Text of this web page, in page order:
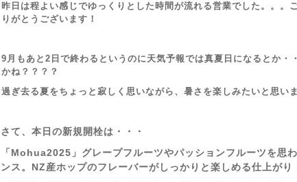
昨日は程よい感じでゆっくりとした時間が流れる営業でした。。。
りがとうございます！
9月もあと2日で終わるというのに天気予報では真夏日になるとか・
かね？？？？
過ぎ去る夏をちょっと寂しく思いながら、暑さを楽しみたいと思いま
さて、本日の新規開栓は・・・
「Mohua2025」グレープフルーツやパッションフルーツを思
ンス。NZ産ホップのフレーバーがしっかりと楽しめる仕上がり